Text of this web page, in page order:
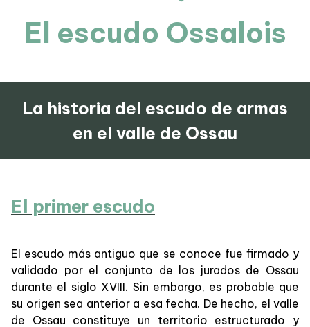
El escudo Ossalois
La historia del escudo de armas
en el valle de Ossau
El primer escudo
El escudo más antiguo que se conoce fue firmado y
validado por el conjunto de los jurados de Ossau
durante el siglo XVIII. Sin embargo, es probable que
su origen sea anterior a esa fecha. De hecho, el valle
de Ossau constituye un territorio estructurado y